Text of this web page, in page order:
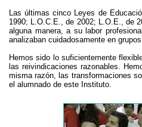
Las últimas cinco Leyes de
1990; L.O.C.E., de 2002; L.O.E., de
alguna manera, a su labor
analizaban cuidadosamente en
Hemos sido lo suficientemente
las reivindicaciones razonables.
misma razón, las transformaciones
el alumnado de este Instituto.